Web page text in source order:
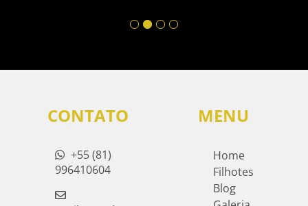
CONTATO
+55 (81)
996410604
MENU
Home
Filhotes
Blog